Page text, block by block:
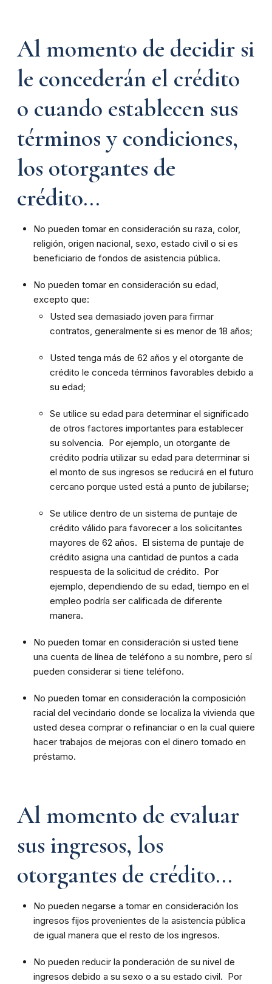
Al momento de decidir si
le concederán el crédito
o cuando establecen sus
términos y condiciones,
los otorgantes de
crédito...
No pueden tomar en consideración su raza, color,
religión, origen nacional, sexo, estado civil o si es
beneficiario de fondos de asistencia pública.
No pueden tomar en consideración su edad,
excepto que:
Usted sea demasiado joven para firmar
contratos, generalmente si es menor de 18 años;
Usted tenga más de 62 años y el otorgante de
crédito le conceda términos favorables debido a
su edad;
Se utilice su edad para determinar el significado
de otros factores importantes para establecer
su solvencia. Por ejemplo, un otorgante de
crédito podría utilizar su edad para determinar si
el monto de sus ingresos se reducirá en el futuro
cercano porque usted está a punto de jubilarse;
Se utilice dentro de un sistema de puntaje de
crédito válido para favorecer a los solicitantes
mayores de 62 años. El sistema de puntaje de
crédito asigna una cantidad de puntos a cada
respuesta de la solicitud de crédito. Por
ejemplo, dependiendo de su edad, tiempo en el
empleo podría ser calificada de diferente
manera.
No pueden tomar en consideración si usted tiene
una cuenta de línea de teléfono a su nombre, pero sí
pueden considerar si tiene teléfono.
No pueden tomar en consideración la composición
racial del vecindario donde se localiza la vivienda que
usted desea comprar o refinanciar o en la cual quiere
hacer trabajos de mejoras con el dinero tomado en
préstamo.
Al momento de evaluar
sus ingresos, los
otorgantes de crédito...
No pueden negarse a tomar en consideración los
ingresos fijos provenientes de la asistencia pública
de igual manera que el resto de los ingresos.
No pueden reducir la ponderación de su nivel de
ingresos debido a su sexo o a su estado civil. Por